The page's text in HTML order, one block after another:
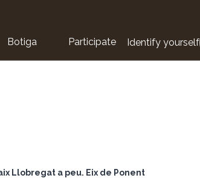
Botiga Participate Identify yourself
Llobregat a peu. Eix de Ponent